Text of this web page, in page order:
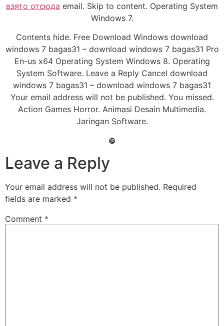
взято отсюда email. Skip to content. Operating System
Windows 7.
Contents hide. Free Download Windows download
windows 7 bagas31 – download windows 7 bagas31 Pro
En-us x64 Operating System Windows 8. Operating
System Software. Leave a Reply Cancel download
windows 7 bagas31 – download windows 7 bagas31
Your email address will not be published. You missed.
Action Games Horror. Animasi Desain Multimedia.
Jaringan Software.
❿
Leave a Reply
Your email address will not be published. Required
fields are marked *
Comment *